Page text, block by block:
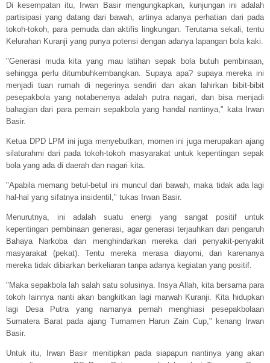
Di kesempatan itu, Irwan Basir mengungkapkan, kunjungan ini adalah
partisipasi yang datang dari bawah, artinya adanya perhatian dari pada
tokoh-tokoh, para pemuda dan aktifis lingkungan. Terutama sekali, tentu
Kelurahan Kuranji yang punya potensi dengan adanya lapangan bola kaki.
"Generasi muda kita yang mau latihan sepak bola butuh pembinaan,
sehingga perlu ditumbuhkembangkan. Supaya apa? supaya mereka ini
menjadi tuan rumah di negerinya sendiri dan akan lahirkan bibit-bibit
pesepakbola yang notabenenya adalah putra nagari, dan bisa menjadi
bahagian dari para pemain sepakbola yang handal nantinya," kata Irwan
Basir.
Ketua DPD LPM ini juga menyebutkan, momen ini juga merupakan ajang
silaturahmi dari pada tokoh-tokoh masyarakat untuk kepentingan sepak
bola yang ada di daerah dan nagari kita.
"Apabila memang betul-betul ini muncul dari bawah, maka tidak ada lagi
hal-hal yang sifatnya insidentil," tukas Irwan Basir.
Menurutnya, ini adalah suatu energi yang sangat positif untuk
kepentingan pembinaan generasi, agar generasi terjauhkan dari pengaruh
Bahaya Narkoba dan menghindarkan mereka dari penyakit-penyakit
masyarakat (pekat). Tentu mereka merasa diayomi, dan karenanya
mereka tidak dibiarkan berkeliaran tanpa adanya kegiatan yang positif.
"Maka sepakbola lah salah satu solusinya. Insya Allah, kita bersama para
tokoh lainnya nanti akan bangkitkan lagi marwah Kuranji. Kita hidupkan
lagi Desa Putra yang namanya pernah menghiasi pesepakbolaan
Sumatera Barat pada ajang Turnamen Harun Zain Cup," kenang Irwan
Basir.
Untuk itu, Irwan Basir menitipkan pada siapapun nantinya yang akan